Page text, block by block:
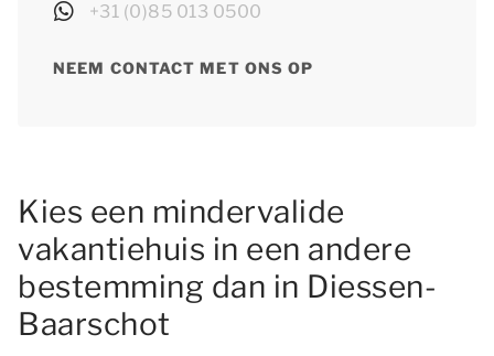
+31 (0)85 013 0500
NEEM CONTACT MET ONS OP
Kies een mindervalide
vakantiehuis in een andere
bestemming dan in Diessen-
Baarschot